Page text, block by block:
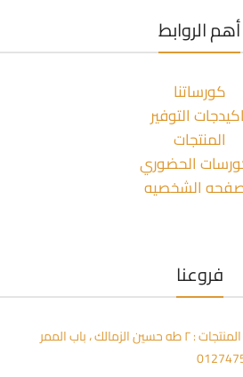
أهم الروابط
كورساتنا
التوفير
المنتجات
الحضوري
الشخصيه
فروعنا
، باب الممر